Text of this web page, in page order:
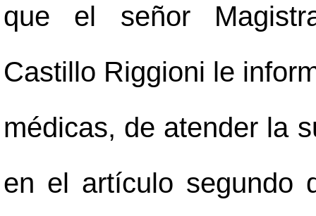
que el señor
Castillo Riggioni le
médicas, de atender la
en el artículo segundo